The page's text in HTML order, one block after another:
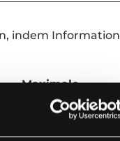
indem
Maximale
Speicherdauer